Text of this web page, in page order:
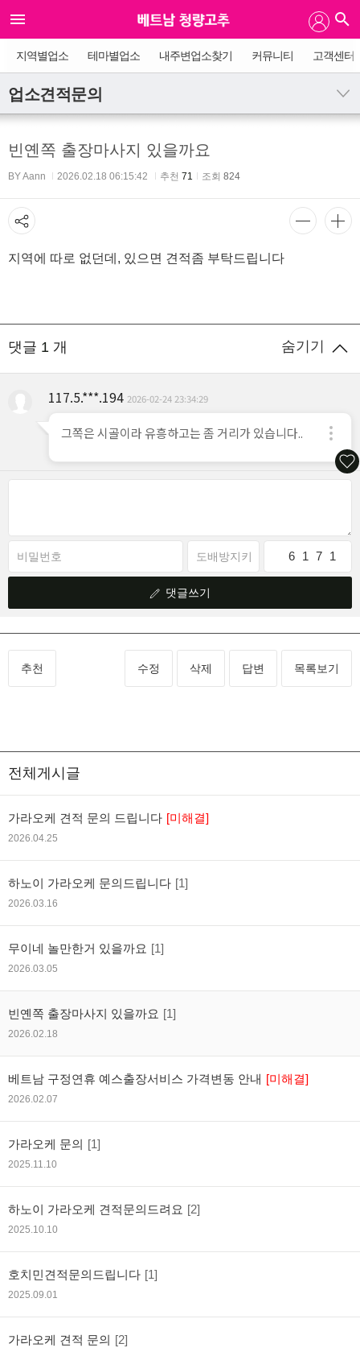
지역별업소 테마별업소 내주변업소찾기 커뮤니티 고객센터
업소견적문의
빈옌쪽 출장마사지 있을까요
BY Aann 2026.02.18 06:15:42 추천 71 조회 824
지역에 따로 없던데, 있으면 견적좀 부탁드립니다
댓글 1 개 숨기기
117.5.***.194 2026-02-24 23:34:29
그쪽은 시골이라 유흥하고는 좀 거리가 있습니다..
6 1 7 1
댓글쓰기
추천 수정 삭제 답변 목록보기
전체게시글
가라오케 견적 문의 드립니다 [미해결]
2026.04.25
하노이 가라오케 문의드립니다 [1]
2026.03.16
무이네 놀만한거 있을까요 [1]
2026.03.05
빈옌쪽 출장마사지 있을까요 [1]
2026.02.18
베트남 구정연휴 예스출장서비스 가격변동 안내 [미해결]
2026.02.07
가라오케 문의 [1]
2025.11.10
하노이 가라오케 견적문의드려요 [2]
2025.10.10
호치민견적문의드립니다 [1]
2025.09.01
가라오케 견적 문의 [2]